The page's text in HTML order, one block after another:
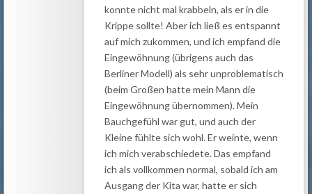
konnte nicht mal krabbeln, als er in die
Krippe sollte! Aber ich ließ es entspannt
auf mich zukommen, und ich empfand die
Eingewöhnung (übrigens auch das
Berliner Modell) als sehr unproblematisch
(beim Großen hatte mein Mann die
Eingewöhnung übernommen). Mein
Bauchgefühl war gut, und auch der
Kleine fühlte sich wohl. Er weinte, wenn
ich mich verabschiedete. Das empfand
ich als vollkommen normal, sobald ich am
Ausgang der Kita war, hatte er sich